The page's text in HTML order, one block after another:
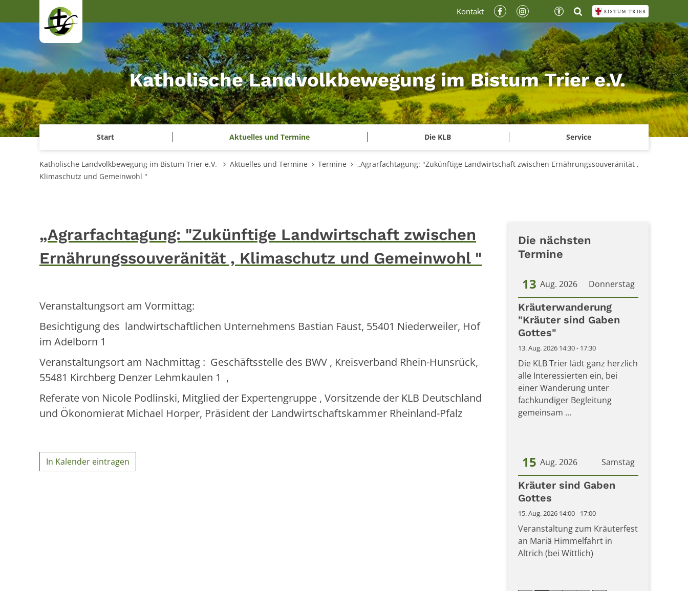
Zum Inhalt springen
Katholische Landvolkbewegung im Bistum Trier e.V.
Start Aktuelles und Termine Die KLB Service
Kontakt
Katholische Landvolkbewegung im Bistum Trier e.V. Aktuelles und Termine Termine
„Agrarfachtagung: "Zukünftige Landwirtschaft zwischen Ernährungssouveränität ,
Klimaschutz und Gemeinwohl "
„Agrarfachtagung: "Zukünftige Landwirtschaft zwischen
Ernährungssouveränität , Klimaschutz und Gemeinwohl "
Veranstaltungsort am Vormittag:
Besichtigung des landwirtschaftlichen Unternehmens Bastian Faust, 55401 Niederweiler, Hof
im Adelborn 1
Veranstaltungsort am Nachmittag : Geschäftsstelle des BWV , Kreisverband Rhein-Hunsrück,
55481 Kirchberg Denzer Lehmkaulen 1 ,
Referate von Nicole Podlinski, Mitglied der Expertengruppe , Vorsitzende der KLB Deutschland
und Ökonomierat Michael Horper, Präsident der Landwirtschaftskammer Rheinland-Pfalz
In Kalender eintragen
Die nächsten
Termine
Donnerstag
13 Aug. 2026
Datum: 13. August 2026
Kräuterwanderung
"Kräuter sind Gaben
Gottes"
13. Aug. 2026 14:30 - 17:30
Die KLB Trier lädt ganz herzlich
alle Interessierten ein, bei
einer Wanderung unter
fachkundiger Begleitung
gemeinsam ...
Samstag
15 Aug. 2026
Datum: 15. August 2026
Kräuter sind Gaben
Gottes
15. Aug. 2026 14:00 - 17:00
Veranstaltung zum Kräuterfest
an Mariä Himmelfahrt in
Altrich (bei Wittlich)